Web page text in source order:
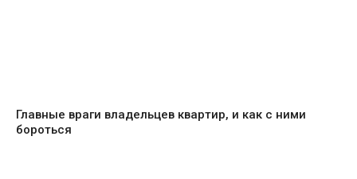
Главные враги владельцев квартир, и как с ними
бороться